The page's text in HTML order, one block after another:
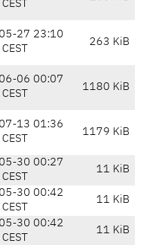
CEST
27 23:10
CEST
263 KiB
06 00:07
CEST
1180 KiB
13 01:36
CEST
1179 KiB
30 00:27
CEST
11 KiB
30 00:42
CEST
11 KiB
30 00:42
CEST
11 KiB